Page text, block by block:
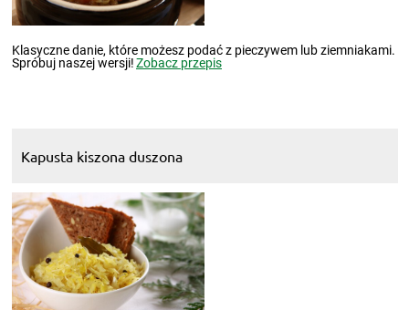
Klasyczne danie, które możesz podać z pieczywem lub ziemniakami.
Spróbuj naszej wersji!Zobacz przepis
Kapusta kiszona duszona